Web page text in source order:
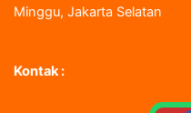
Minggu, Jakarta Selatan
Kontak :